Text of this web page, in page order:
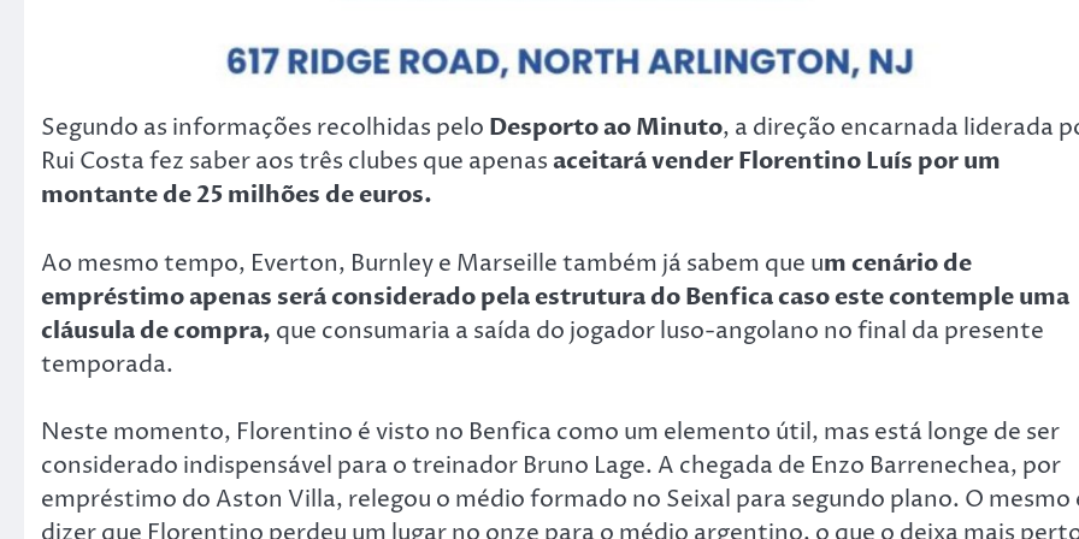
Segundo as informações recolhidas pelo Desporto ao Minuto, a direção encarnada liderada
Rui Costa fez saber aos três clubes que apenasaceitará vender Florentino Luís por um
montante de 25 milhões de euros.
Ao mesmo tempo, Everton, Burnley e Marseille também já sabem que um cenário de
empréstimo apenas será considerado pela estrutura do Benfica caso este contemple uma
cláusula de compra, que consumaria a saída do jogador luso-angolano no final da presente
temporada.
Neste momento, Florentino é visto no Benfica como um elemento útil, mas está longe de ser
considerado indispensável para o treinador Bruno Lage. A chegada de Enzo Barrenechea, por
empréstimo do Aston Villa, relegou o médio formado no Seixal para segundo plano. O mesmo